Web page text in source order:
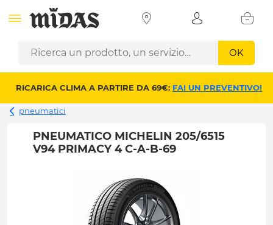
OK
RICARICA CLIMA A PARTIRE DA 69€: FAI UN PREVENTIVO!
pneumatici
PNEUMATICO MICHELIN 205/6515
V94 PRIMACY 4 C-A-B-69